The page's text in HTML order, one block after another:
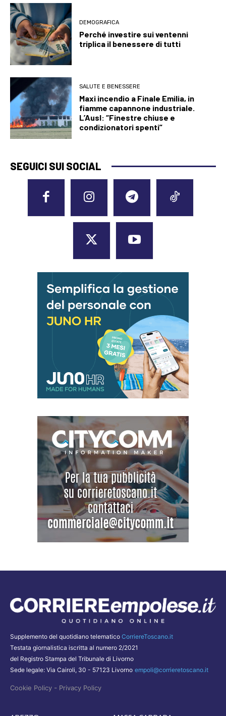
DEMOGRAFICA
Perché investire sui ventenni
triplica il benessere di tutti
SALUTE E BENESSERE
Maxi incendio a Finale Emilia, in
fiamme capannone industriale.
L’Ausl: “Finestre chiuse e
condizionatori spenti”
SEGUICI SUI SOCIAL
Supplemento del quotidiano telematico CorriereToscano.it
Testata giornalistica iscritta al numero 2/2021
del Registro Stampa del Tribunale di Livorno
Sede legale: Via Cairoli, 30 - 57123 Livorno empoli@corrieretoscano.it
Cookie Policy - Privacy Policy